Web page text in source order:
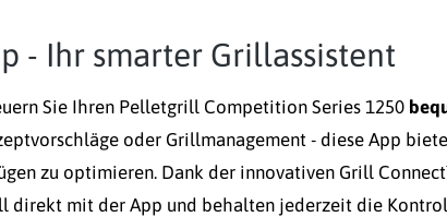
- Ihr smarter Grillassistent
Sie Ihren Pelletgrill Competition Series 1250
oder Grillmanagement - diese App
zu optimieren. Dank der innovativen Grill
direkt mit der App und behalten jederzeit die